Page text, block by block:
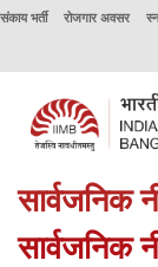
संकाय भर्ती रोजगार अवसर
भाप्रसंबें के विषय में
कार्यक्रम
सार्वजनिक
सार्वजनिक